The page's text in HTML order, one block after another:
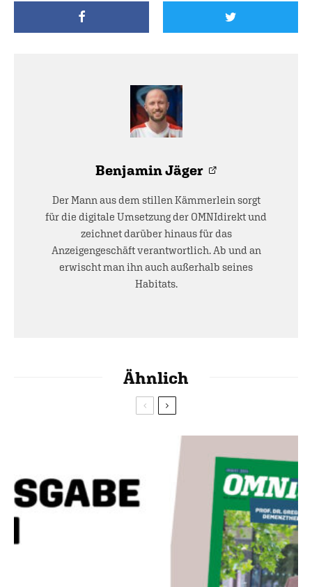
Benjamin Jäger
Der Mann aus dem stillen Kämmerlein sorgt
für die digitale Umsetzung der OMNIdirekt und
zeichnet darüber hinaus für das
Anzeigengeschäft verantwortlich. Ab und an
erwischt man ihn auch außerhalb seines
Habitats.
Ähnlich